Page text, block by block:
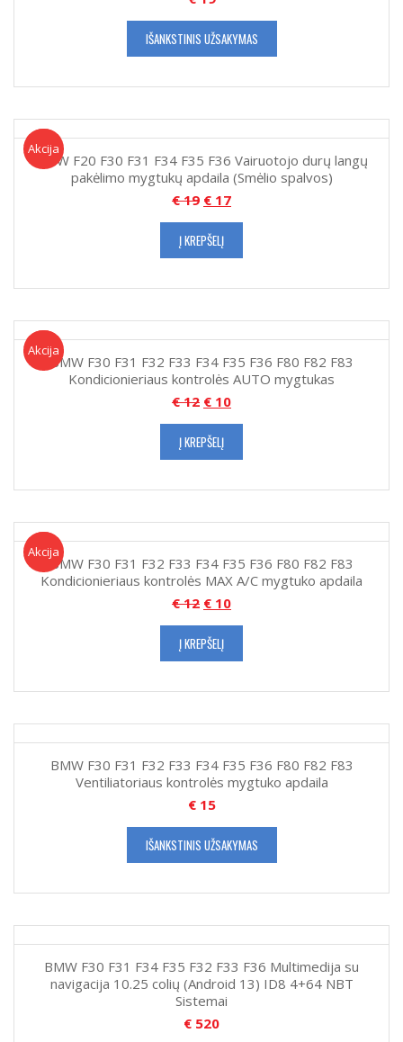
IŠANKSTINIS UŽSAKYMAS
Akcija
Akcija!
BMW F20 F30 F31 F34 F35 F36 Vairuotojo durų langų
pakėlimo mygtukų apdaila (Smėlio spalvos)
€19 € 17
Į KREPŠELĮ
Akcija
Akcija!
BMW F30 F31 F32 F33 F34 F35 F36 F80 F82 F83
Kondicionieriaus kontrolės AUTO mygtukas
€12 € 10
Į KREPŠELĮ
Akcija
Akcija!
BMW F30 F31 F32 F33 F34 F35 F36 F80 F82 F83
Kondicionieriaus kontrolės MAX A/C mygtuko apdaila
€12 € 10
Į KREPŠELĮ
BMW F30 F31 F32 F33 F34 F35 F36 F80 F82 F83
Ventiliatoriaus kontrolės mygtuko apdaila
€15
IŠANKSTINIS UŽSAKYMAS
BMW F30 F31 F34 F35 F32 F33 F36 Multimedija su
navigacija 10.25 colių (Android 13) ID8 4+64 NBT
Sistemai
€ 520